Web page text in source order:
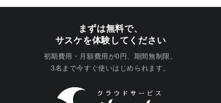
まずは無料で、
サスケを体験してください
初期費用・月額費用が0円、期間無制限。
3名まで今すぐ使いはじめられます。